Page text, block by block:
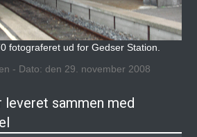
fotograferet ud for Gedser Station.
- Dato: den 29. november 2008
leveret sammen med